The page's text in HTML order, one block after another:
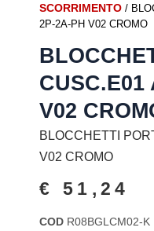
SCORRIMENTO /
2P-2A-PH V02 CROMO
CUSC.E01
V02
BLOCCHETTI
V02 CROMO
€ 51,24
COD R08BGLCM02-K